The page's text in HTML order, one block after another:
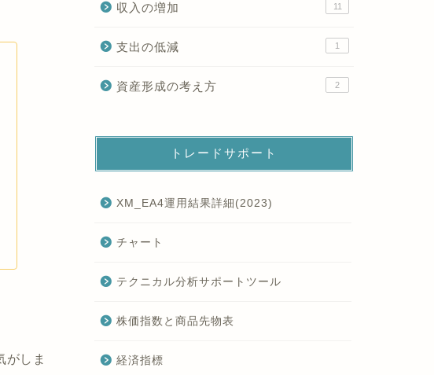
がしま
収入の増加 11
支出の低減 1
資産形成の考え方 2
トレードサポート
XM_EA4運用結果詳細(2023)
チャート
テクニカル分析サポートツール
株価指数と商品先物表
経済指標